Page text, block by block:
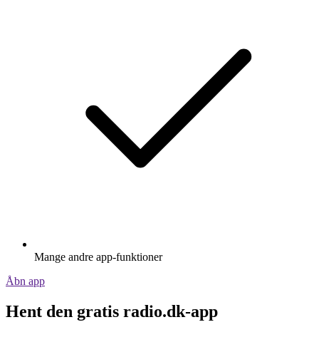
Mange andre app-funktioner
Åbn app
Hent den gratis radio.dk-app